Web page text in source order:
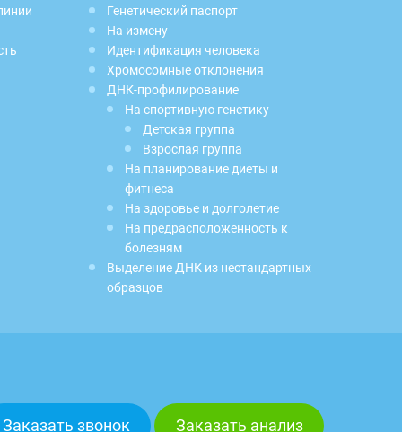
Генетический паспорт
На измену
Идентификация человека
Хромосомные отклонения
ДНК-профилирование
На спортивную генетику
Детская группа
Взрослая группа
На планирование диеты и
фитнеса
На здоровье и долголетие
На предрасположенность к
болезням
Выделение ДНК из нестандартных
образцов
Заказать звонок Заказать анализ